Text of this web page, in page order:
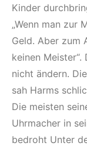
Kinder
„Wenn man zur
Geld. Aber zum
keinen
nicht ändern.
sah Harms
Die meisten
Uhrmacher in
bedroht Unter